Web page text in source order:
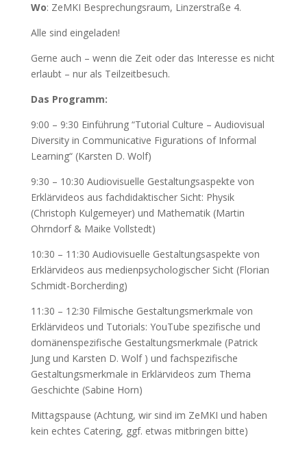
Wo: ZeMKI Besprechungsraum, Linzerstraße 4.
Alle sind eingeladen!
Gerne auch – wenn die Zeit oder das Interesse es nicht
erlaubt – nur als Teilzeitbesuch.
Das Programm:
9:00 – 9:30 Einführung “Tutorial Culture – Audiovisual
Diversity in Communicative Figurations of Informal
Learning“ (Karsten D. Wolf)
9:30 – 10:30 Audiovisuelle Gestaltungsaspekte von
Erklärvideos aus fachdidaktischer Sicht: Physik
(Christoph Kulgemeyer) und Mathematik (Martin
Ohrndorf & Maike Vollstedt)
10:30 – 11:30 Audiovisuelle Gestaltungsaspekte von
Erklärvideos aus medienpsychologischer Sicht (Florian
Schmidt-Borcherding)
11:30 – 12:30 Filmische Gestaltungsmerkmale von
Erklärvideos und Tutorials: YouTube spezifische und
domänenspezifische Gestaltungsmerkmale (Patrick
Jung und Karsten D. Wolf ) und fachspezifische
Gestaltungsmerkmale in Erklärvideos zum Thema
Geschichte (Sabine Horn)
Mittagspause (Achtung, wir sind im ZeMKI und haben
kein echtes Catering, ggf. etwas mitbringen bitte)